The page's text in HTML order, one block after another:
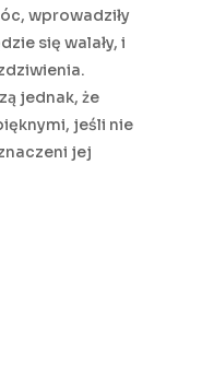
wprowadziły
się walały, i
jednak, że
jeśli nie
jej